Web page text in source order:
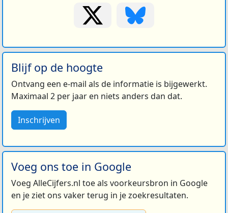
Blijf op de hoogte
Ontvang een e-mail als de informatie is bijgewerkt.
Maximaal 2 per jaar en niets anders dan dat.
Inschrijven
Voeg ons toe in Google
Voeg AlleCijfers.nl toe als voorkeursbron in Google
en je ziet ons vaker terug in je zoekresultaten.